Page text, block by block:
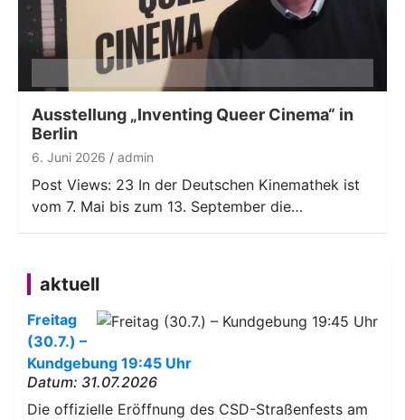
Ausstellung „Inventing Queer Cinema“ in
Berlin
6. Juni 2026 admin
Post Views: 23 In der Deutschen Kinemathek ist
vom 7. Mai bis zum 13. September die…
aktuell
Freitag
(30.7.) –
Kundgebung 19:45 Uhr
Datum: 31.07.2026
Die offizielle Eröffnung des CSD-Straßenfests am